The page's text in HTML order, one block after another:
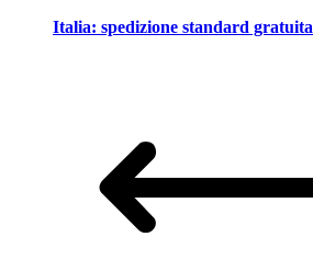
Italia: spedizione standard gratuita